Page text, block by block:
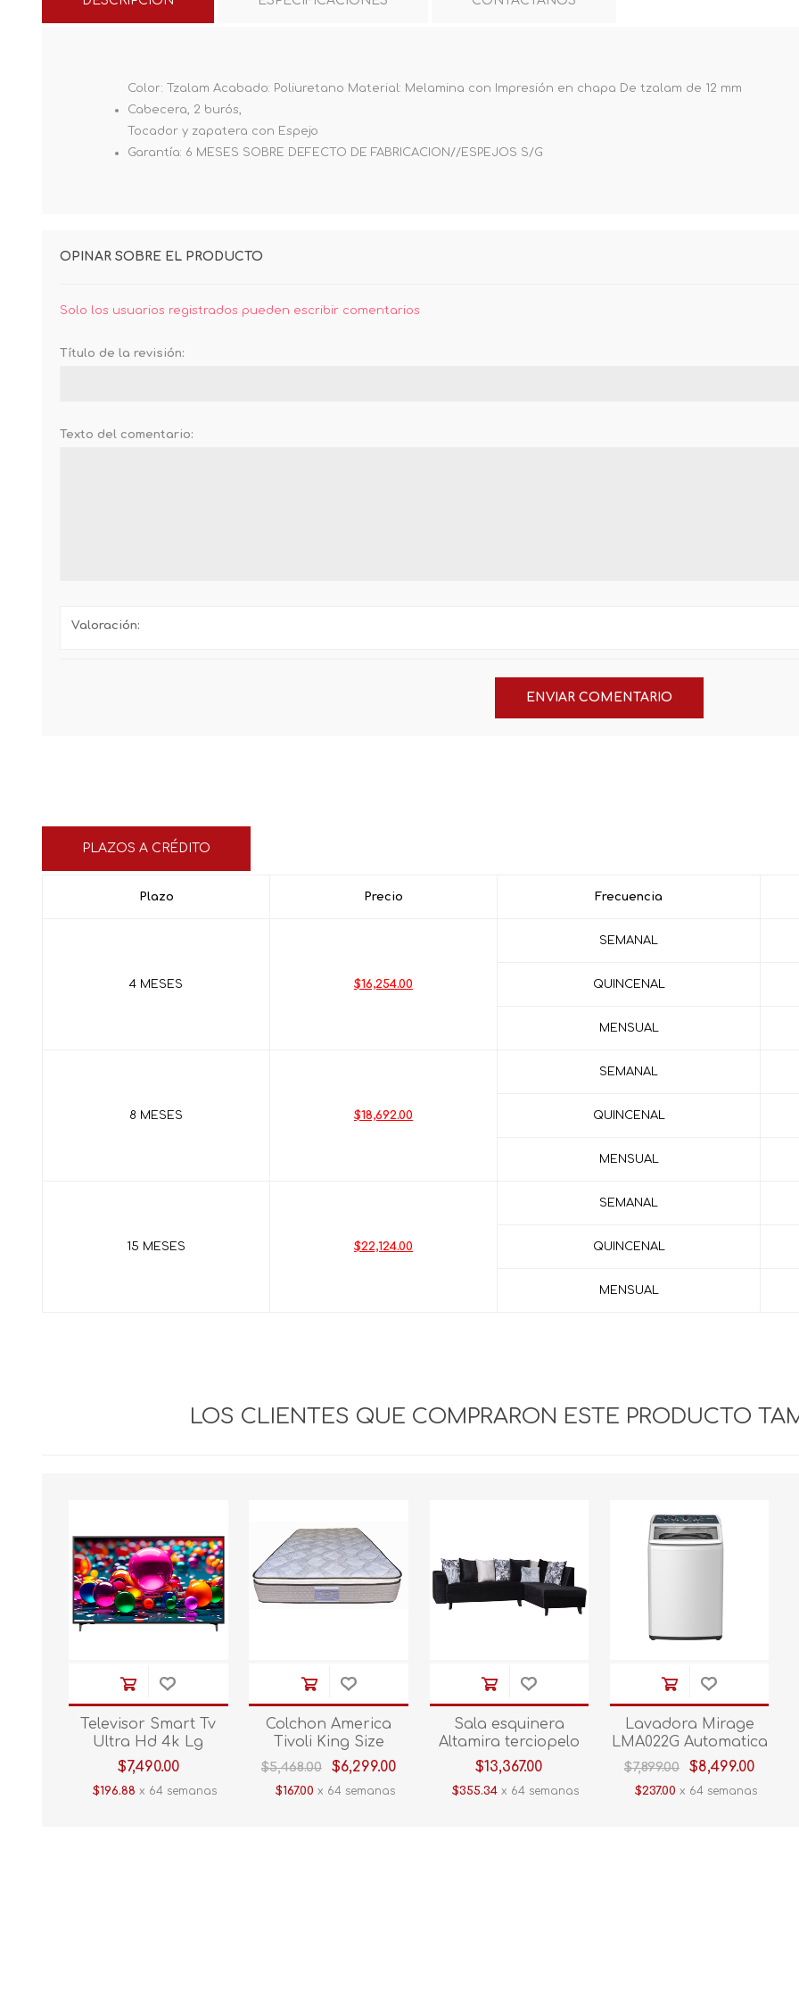
Color: Tzalam Acabado: Poliuretano Material: Melamina con Impresión en chapa De tzalam de 12 mm
Cabecera, 2 burós,
Tocador y zapatera con Espejo
Garantía: 6 MESES SOBRE DEFECTO DE FABRICACION//ESPEJOS S/G
OPINAR SOBRE EL PRODUCTO
Solo los usuarios registrados pueden escribir comentarios
Título de la revisión:
Texto del comentario:
Valoración:
PLAZOS A CRÉDITO
Plazo Precio Frecuencia
4 MESES $16,254.00
SEMANAL
QUINCENAL
MENSUAL
8 MESES $18,692.00
SEMANAL
QUINCENAL
MENSUAL
15 MESES $22,124.00
SEMANAL
QUINCENAL
MENSUAL
LOS CLIENTES QUE COMPRARON ESTE PRODUCTO
Televisor Smart Tv
Ultra Hd 4k Lg
55UA7500PSA 55"
V/E.
$7,490.00
$196.88 x 64 semanas
Colchon America
Tivoli King Size
$5,468.00 $6,299.00
$167.00 x 64 semanas
Sala esquinera
Altamira terciopelo
negro
$13,367.00
$355.34 x 64 semanas
Lavadora Mirage
LMA022G Automatica
22 KG Blanco
$7,899.00 $8,499.00
$237.00 x 64 semanas